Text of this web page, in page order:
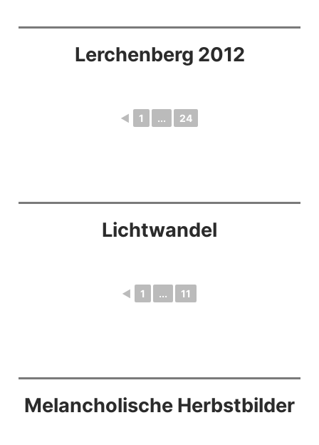
Lerchenberg 2012
◄ 1 ... 24
Lichtwandel
◄ 1 ... 11
Melancholische Herbstbilder